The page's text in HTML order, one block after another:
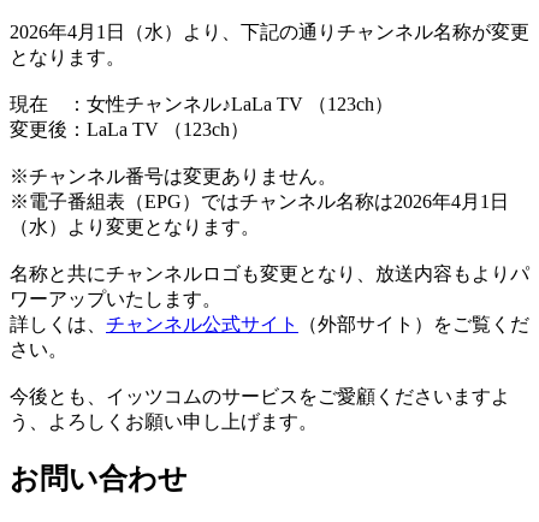
2026年4月1日（水）より、下記の通りチャンネル名称が変更
となります。
現在 ：女性チャンネル♪LaLa TV （123ch）
変更後：LaLa TV （123ch）
※チャンネル番号は変更ありません。
※電子番組表（EPG）ではチャンネル名称は2026年4月1日
（水）より変更となります。
名称と共にチャンネルロゴも変更となり、放送内容もよりパ
ワーアップいたします。
詳しくは、 チャンネル公式サイト
（外部サイト）をご覧くだ
さい。
今後とも、イッツコムのサービスをご愛顧くださいますよ
う、よろしくお願い申し上げます。
お問い合わせ